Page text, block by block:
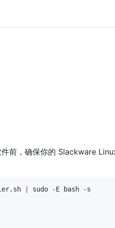
前，确保你的 Slackware
sudo -E bash -s